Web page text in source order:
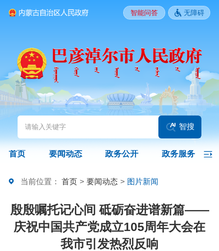
头条 国务院信息 自治区信息
政务动态 旗县区动态
图片新闻
政务公开
政府信息公开制度 法定主动公开内容 政府信息公开年报
依申请公开
智能问答 无障碍
智搜
首页 要闻动态 政务公开 政务服务
当前位置： 首页 > 要闻动态 > 图片新闻
殷殷嘱托记心间 砥砺奋进谱新篇——
庆祝中国共产党成立105周年大会在
我市引发热烈反响